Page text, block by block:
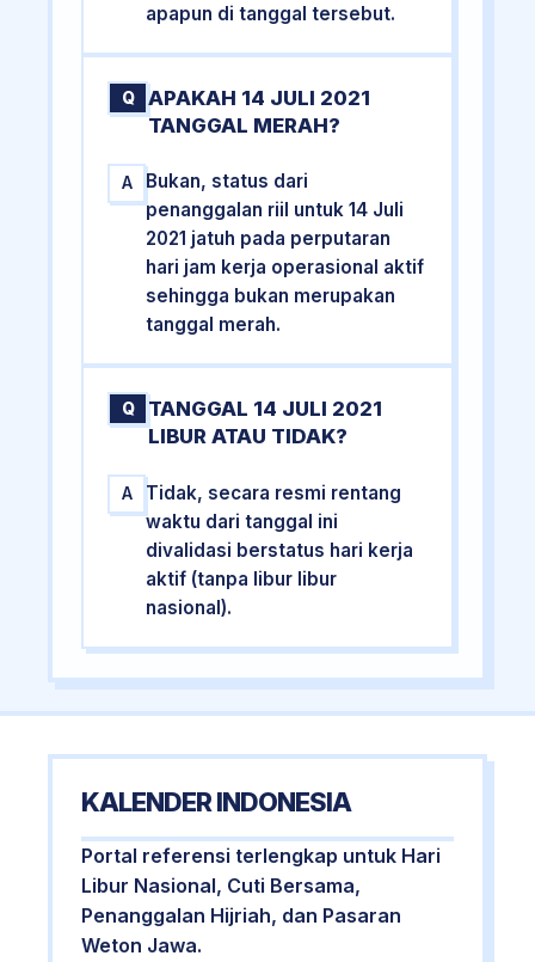
apapun di tanggal tersebut.
Q
APAKAH 14 JULI 2021
TANGGAL MERAH?
A
Bukan, status dari
penanggalan riil untuk 14 Juli
2021 jatuh pada perputaran
hari jam kerja operasional aktif
sehingga bukan merupakan
tanggal merah.
Q
TANGGAL 14 JULI 2021
LIBUR ATAU TIDAK?
A
Tidak, secara resmi rentang
waktu dari tanggal ini
divalidasi berstatus hari kerja
aktif (tanpa libur libur
nasional).
KALENDER INDONESIA
Portal referensi terlengkap untuk Hari
Libur Nasional, Cuti Bersama,
Penanggalan Hijriah, dan Pasaran
Weton Jawa.